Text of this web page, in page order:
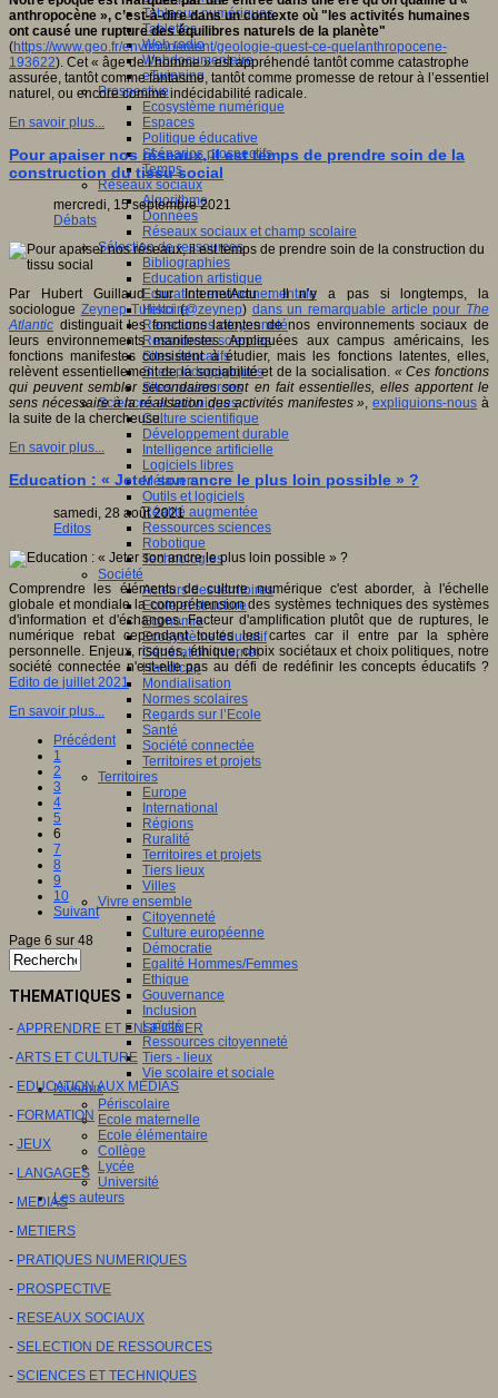
Tableaux numériques
Tablettes
Web radio
Webdocumentaire
eTwinning
Prospective
Ecosystème numérique
Espaces
Politique éducative
Scénarios prospectifs
Temps
Réseaux sociaux
Algorithme
Données
Réseaux sociaux et champ scolaire
Sélection de ressources
Bibliographies
Education artistique
Education environnementale
Histoire
Ressources citoyenneté
Ressources sciences
Sites éducatifs
Sites pédagogiques
Sites ressources
Sciences et techniques
Culture scientifique
Développement durable
Intelligence artificielle
Logiciels libres
Métavers
Outils et logiciels
Réalité augmentée
Ressources sciences
Robotique
Technologies
Société
Acteurs des territoires
Ecole et structure
Economie
Ecosystème éducatif
Génération internet
Handicap
Mondialisation
Normes scolaires
Regards sur l’Ecole
Santé
Société connectée
Territoires et projets
Territoires
Europe
International
Régions
Ruralité
Territoires et projets
Tiers lieux
Villes
Vivre ensemble
Citoyenneté
Culture européenne
Démocratie
Egalité Hommes/Femmes
Ethique
Gouvernance
Inclusion
Laïcité
Ressources citoyenneté
Tiers - lieux
Vie scolaire et sociale
Niveaux
Périscolaire
Ecole maternelle
Ecole élémentaire
Collège
Lycée
Université
Les auteurs
anthropocène », c’est-à-dire dans un contexte où "les activités humaines
ont causé une rupture des équilibres naturels de la planète"
(https://www.geo.fr/environnement/geologie-quest-ce-quelanthropocene-
193622). Cet « âge de l’homme » est appréhendé tantôt comme catastrophe
assurée, tantôt comme fantasme, tantôt comme promesse de retour à l’essentiel
naturel, ou encore comme indécidabilité radicale.
En savoir plus...
Pour apaiser nos réseaux, il est temps de prendre soin de la
construction du tissu social
mercredi, 15 septembre 2021
Débats
Par Hubert Guillaud sur InternetActu : Il n’y a pas si longtemps, la
sociologue Zeynep Tufekci(@zeynep) dans un remarquable article pour The
Atlantic distinguait les fonctions latentes de nos environnements sociaux de
leurs environnements manifestes. Appliquées aux campus américains, les
fonctions manifestes consistent à étudier, mais les fonctions latentes, elles,
relèvent essentiellement de la sociabilité et de la socialisation. « Ces fonctions
qui peuvent sembler secondaires sont en fait essentielles, elles apportent le
sens nécessaire à la réalisation des activités manifestes »,expliquions-nous à
la suite de la chercheuse.
En savoir plus...
Education : « Jeter son ancre le plus loin possible » ?
samedi, 28 août 2021
Editos
Comprendre les éléments de culture numérique c'est aborder, à l'échelle
globale et mondiale la compréhension des systèmes techniques des systèmes
d'information et d'échanges. Facteur d'amplification plutôt que de ruptures, le
numérique rebat cependant toutes les cartes car il entre par la sphère
personnelle. Enjeux, risques, éthique, choix sociétaux et choix politiques, notre
société connectée n'est-elle pas au défi de redéfinir les concepts éducatifs ?
Edito de juillet 2021
En savoir plus...
Précédent
1
2
3
4
5
6
7
8
9
10
Suivant
Page 6 sur 48
THEMATIQUES
- APPRENDRE ET ENSEIGNER
-ARTS ET CULTURE
- EDUCATION AUX MEDIAS
- FORMATION
- JEUX
- LANGAGES
- MEDIAS
- METIERS
- PRATIQUES NUMERIQUES
- PROSPECTIVE
- RESEAUX SOCIAUX
- SELECTION DE RESSOURCES
- SCIENCES ET TECHNIQUES